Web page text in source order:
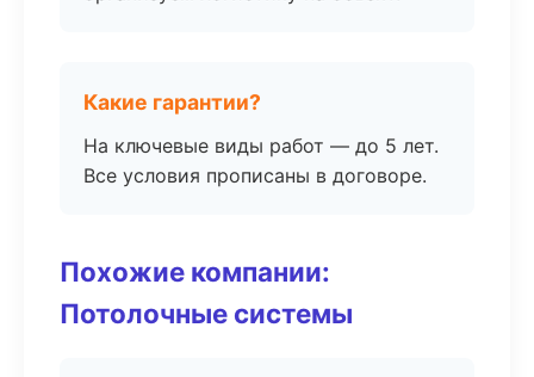
Какие гарантии?
На ключевые виды работ — до 5 лет.
Все условия прописаны в договоре.
Похожие компании:
Потолочные системы